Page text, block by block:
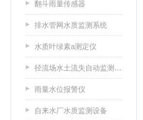
翻斗雨量传感器
排水管网水质监测系统
水质叶绿素a测定仪
径流场水土流失自动监测系统
雨量水位报警仪
自来水厂水质监测设备